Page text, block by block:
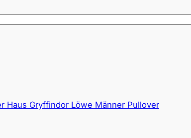
Haus Gryffindor Löwe Männer Pullover